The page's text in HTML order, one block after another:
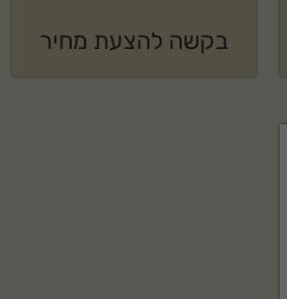
בקשה להצעת מחיר